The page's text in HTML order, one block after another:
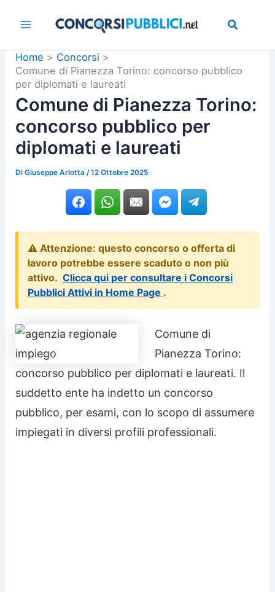
Home
Concorsi
Comune di Pianezza Torino: concorso pubblico
per diplomati e laureati
Comune di Pianezza Torino:
concorso pubblico per
diplomati e laureati
DiGiuseppe Arlotta /12 Ottobre 2025
⚠️ Attenzione: questo concorso o offerta di
lavoro potrebbe essere scaduto o non più
attivo. Clicca qui per consultare i Concorsi
Pubblici Attivi in Home Page .
Comune di
Pianezza Torino:
concorso pubblico per diplomati e laureati. Il
suddetto ente ha indetto un concorso
pubblico, per esami, con lo scopo di assumere
impiegati in diversi profili professionali.